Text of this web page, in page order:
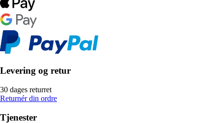
Levering og retur
30 dages returret
Returnér din ordre
Tjenester